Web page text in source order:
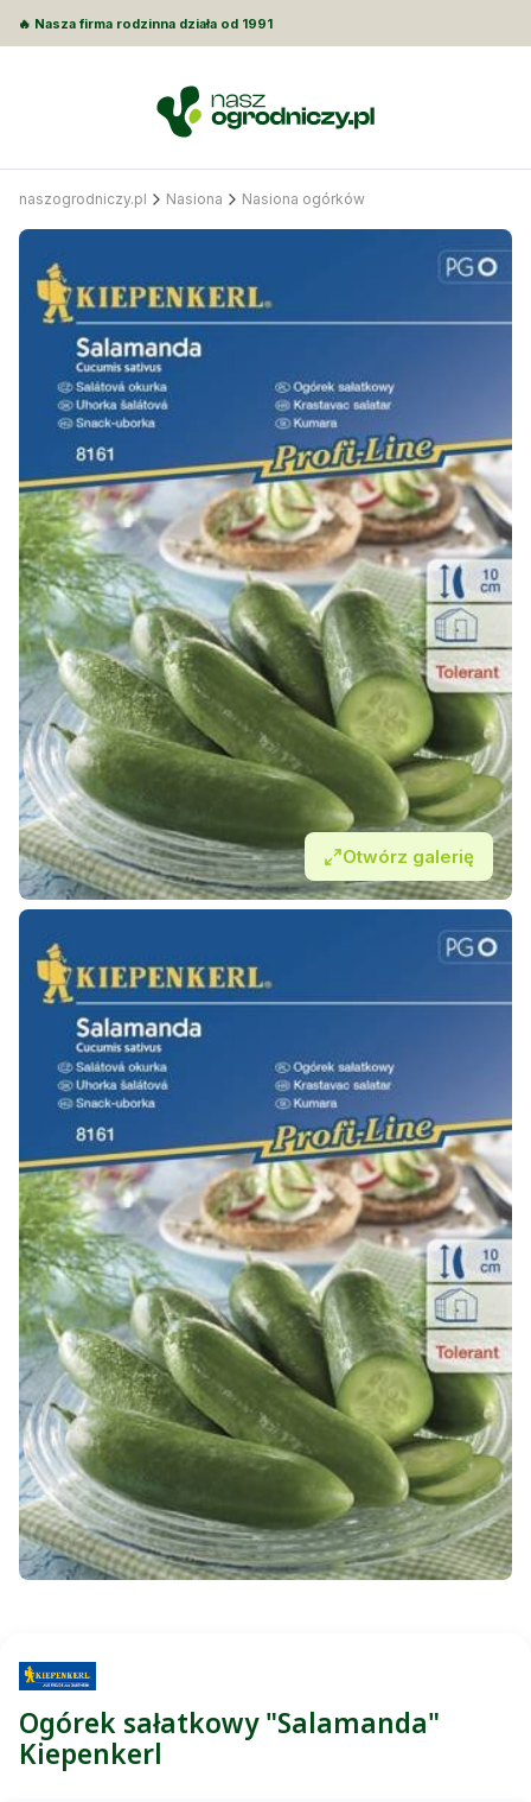
🔥 Nasza firma rodzinna działa od 1991
naszogrodniczy.pl Nasiona Nasiona ogórków
Otwórz galerię
Ogórek sałatkowy "Salamanda"
Kiepenkerl